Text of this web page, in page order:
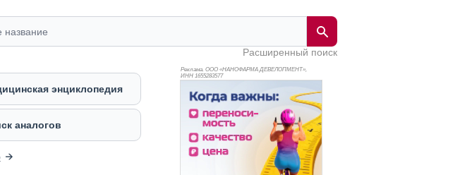
Расширенный поиск
энциклопедия
аналогов
Реклама. ООО «НАНОФАРМА ДЕВЕЛОПМЕНТ»,
ИНН 1655283577